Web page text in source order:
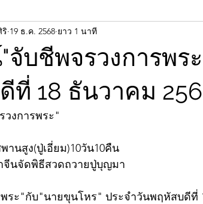
บชีพจรวงการพร
ที่ 18 ธันวาคม
19 ธ.ค. 2568 ยาว 1 นาที
งการพระ"
านสูง(ปู่เอี่ยม)10วัน10คืน
จีนจัดพิธีสวดถวายปู่บุญมา
ระ"กับ"นายขุนโหร" ประจำวันพฤหัสบดีที่